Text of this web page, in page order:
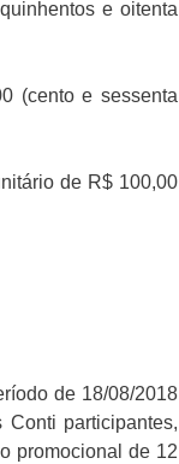
e oitenta
(cento e sessenta
de R$ 100,00
de 18/08/2018
participantes,
promocional de 12